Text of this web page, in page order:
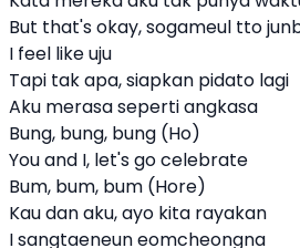
But that's okay, sogameul tto
I feel like uju
Tapi tak apa, siapkan pidato lagi
Aku merasa seperti angkasa
Bung, bung, bung (Ho)
You and I, let's go celebrate
Bum, bum, bum (Hore)
Kau dan aku, ayo kita rayakan
I sangtaeneun eomcheongna